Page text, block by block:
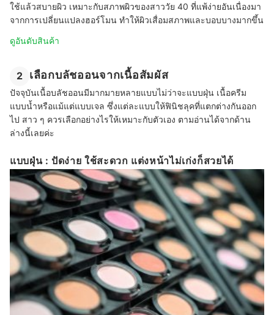
ใช้แล้วสบายผิว เหมาะกับสภาพผิวของสาววัย 40 ที่แพ้ง่ายอันเนื่องมา
จากการเปลี่ยนแปลงฮอร์โมน ทำให้ผิวเสื่อมสภาพและบอบบางมากขึ้น
ดูอันดับสินค้า
2 เลือกบลัชออนจากเนื้อสัมผัส
ปัจจุบันเนื้อบลัชออนมีมากมายหลายแบบไม่ว่าจะแบบฝุ่น เนื้อครีม
แบบน้ำหรือแม้แต่แบบเจล ซึ่งแต่ละแบบให้ฟินิชลุคที่แตกต่างกันออก
ไป สาว ๆ ควรเลือกอย่างไรให้เหมาะกับตัวเอง ตามอ่านได้จากด้าน
ล่างนี้เลยค่ะ
แบบฝุ่น : ปัดง่าย ใช้สะดวก แต่งหน้าไม่เก่งก็สวยได้